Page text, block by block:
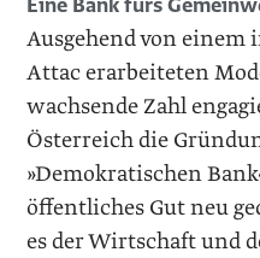
Ausgehend von
Attac erarbeiteten
wachsende Zahl
Österreich die
»Demokratischen
öffentliches Gut neu
es der Wirtschaft und